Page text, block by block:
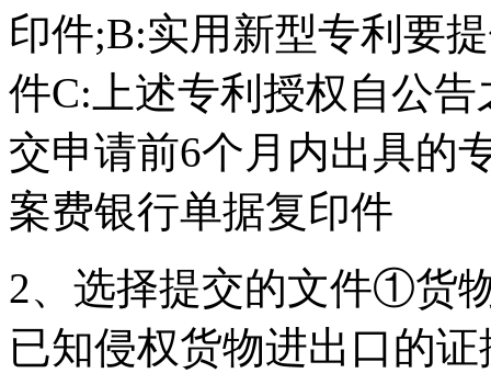
印件;B:实用新型专利要
件C:上述专利授权自公
交申请前6个月内出具的
案费银行单据复印件
2、选择提交的文件①货
已知侵权货物进出口的